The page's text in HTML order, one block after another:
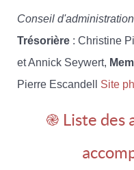
Conseil d'administration
Trésorière : Christine
et Annick Seywert,
Pierre Escandell Site
֎ Liste des